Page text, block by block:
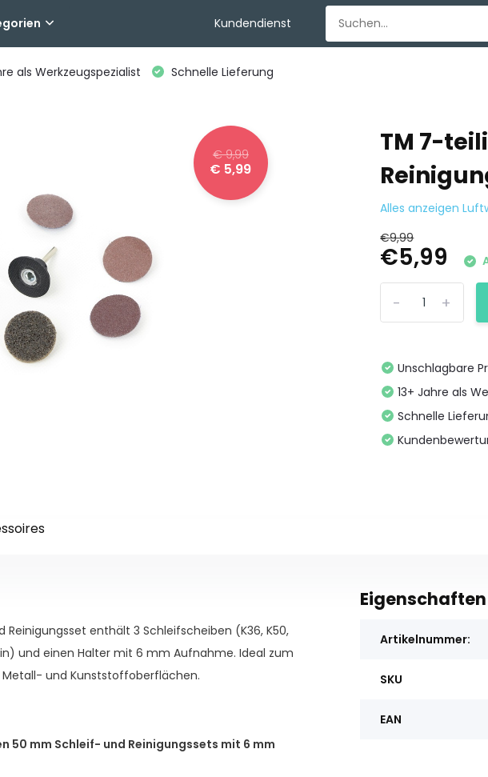
Kundendienst
als Werkzeugspezialist Schnelle Lieferung
€ 9,99
€ 5,99
TM 7-
Alles anzeigen
€9,99
€5,99
+
-
Unschlagbare
13+ Jahre als
Schnelle
enthält 3 Schleifscheiben (K36, K50,
und einen Halter mit 6 mm Aufnahme. Ideal zum
Metall- und Kunststoffoberflächen.
50 mm Schleif- und Reinigungssets mit 6 mm
Eigenschaften
Artikelnummer:
SKU
EAN